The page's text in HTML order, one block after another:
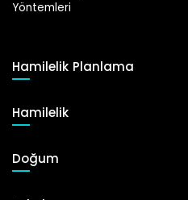
Hamilelik Planlama
Hamilelik
Doğum